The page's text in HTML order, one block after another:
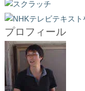
プロフィール